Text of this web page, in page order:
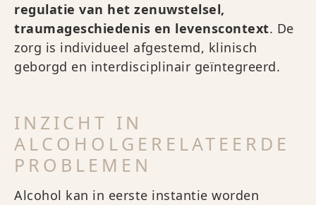
regulatie van het zenuwstelsel,
traumageschiedenis en levenscontext. De
zorg is individueel afgestemd, klinisch
geborgd en interdisciplinair geïntegreerd.
INZICHT IN
ALCOHOLGERELATEERDE
PROBLEMEN
Alcohol kan in eerste instantie worden